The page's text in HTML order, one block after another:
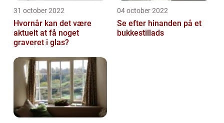
31 october 2022
Hvornår kan det være
aktuelt at få noget
graveret i glas?
04 october 2022
Se efter hinanden på et
bukkestillads